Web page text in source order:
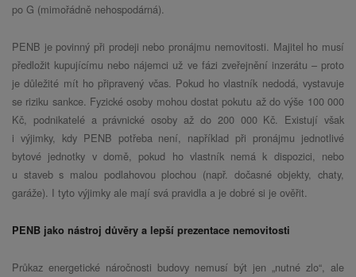
po G (mimořádně nehospodárná).
PENB je povinný při prodeji nebo pronájmu nemovitosti. Majitel ho musí
předložit kupujícímu nebo nájemci už ve fázi zveřejnění inzerátu – proto
je důležité mít ho připravený včas. Pokud ho vlastník nedodá, vystavuje
se riziku sankce. Fyzické osoby mohou dostat pokutu až do výše 100 000
Kč, podnikatelé a právnické osoby až do 200 000 Kč. Existují však
i výjimky, kdy PENB potřeba není, například při pronájmu jednotlivé
bytové jednotky v domě, pokud ho vlastník nemá k dispozici, nebo
u staveb s malou podlahovou plochou (např. dočasné objekty, chaty,
garáže). I tyto výjimky ale mají svá pravidla a je dobré si je ověřit.
PENB jako nástroj důvěry a lepší prezentace nemovitosti
Průkaz energetické náročnosti budovy nemusí být jen „nutné zlo“, ale